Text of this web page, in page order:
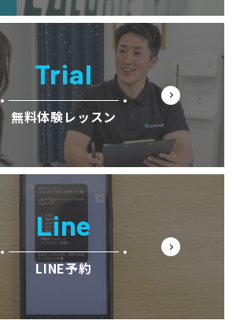
Trial
無料体験レッスン
Line
LINE予約